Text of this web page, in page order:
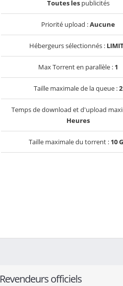
Toutes lespublicités
Priorité upload :Aucune
Hébergeurs sélectionnés :
Max Torrent en parallèle : 1
Taille maximale de la queue :2
Temps de download et d'upload
Heures
Taille maximale du torrent : 10
Revendeurs officiels